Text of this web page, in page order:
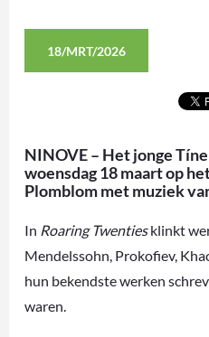
18/MRT/2026
NINOVE – Het jonge
woensdag 18 maart op
Plomblom met muziek
In Roaring Twentiesklinkt
Mendelssohn, Prokofiev,
hun bekendste werken
waren.